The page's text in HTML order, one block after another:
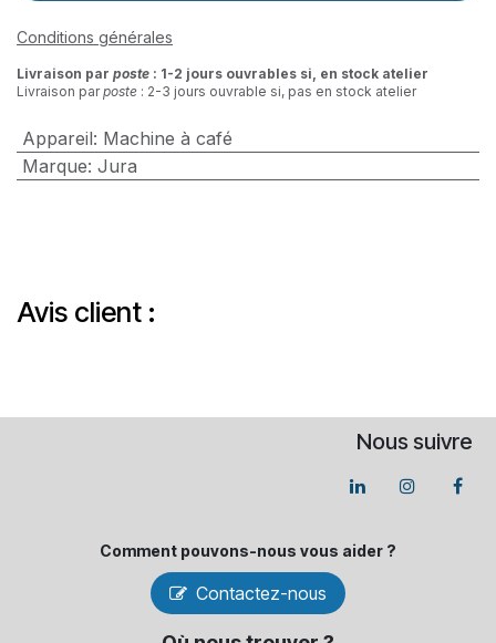
Conditions générales
Livraison par poste : 1-2 jours ouvrables si, en stock atelier
Livraison parposte : 2-3 jours ouvrable si, pas en stock atelier
Appareil: Machine à café
Marque: Jura
Avis client :
Nous suivre
Comment pouvons-​nous vous aider ?
Contactez-nous